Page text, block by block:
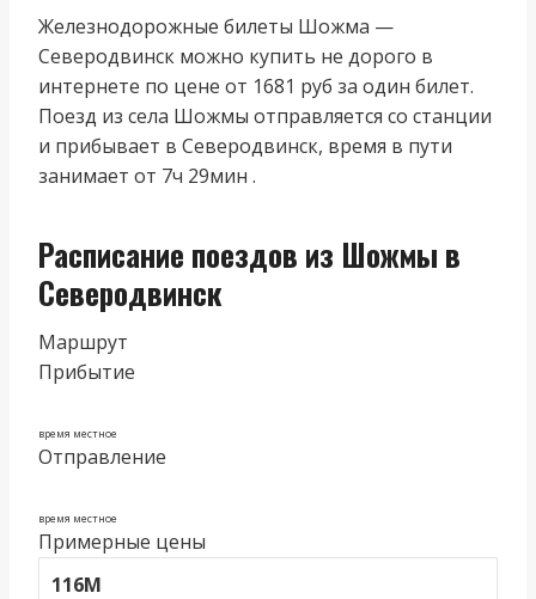
Железнодорожные билеты Шожма —
Северодвинск можно купить не дорого в
интернете по цене от 1681 руб за один билет.
Поезд из cела Шожмы отправляется со станции
и прибывает в Северодвинск, время в пути
занимает от 7ч 29мин .
Расписание поездов из Шожмы в
Северодвинск
Маршрут
Прибытие
время местное
Отправление
время местное
Примерные цены
116М